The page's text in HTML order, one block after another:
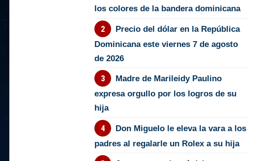
los colores de la bandera dominicana
Precio del dólar en la República
Dominicana este viernes 7 de agosto
de 2026
Madre de Marileidy Paulino
expresa orgullo por los logros de su
hija
Don Miguelo le eleva la vara a los
padres al regalarle un Rolex a su hija